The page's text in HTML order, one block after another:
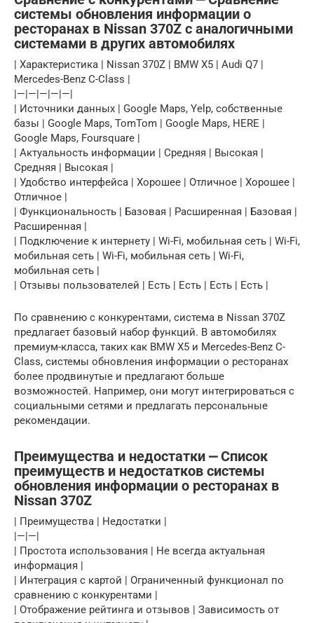
системы обновления информации о
ресторанах в Nissan 370Z с аналогичными
системами в других автомобилях
| Характеристика | Nissan 370Z | BMW X5 | Audi Q7 |
Mercedes-Benz C-Class |
|—|—|—|—|—|
| Источники данных | Google Maps, Yelp, собственные
базы | Google Maps, TomTom | Google Maps, HERE |
Google Maps, Foursquare |
| Актуальность информации | Средняя | Высокая |
Средняя | Высокая |
| Удобство интерфейса | Хорошее | Отличное | Хорошее |
Отличное |
| Функциональность | Базовая | Расширенная | Базовая |
Расширенная |
| Подключение к интернету | Wi-Fi, мобильная сеть | Wi-Fi,
мобильная сеть | Wi-Fi, мобильная сеть | Wi-Fi,
мобильная сеть |
| Отзывы пользователей | Есть | Есть | Есть | Есть |
По сравнению с конкурентами, система в Nissan 370Z
предлагает базовый набор функций. В автомобилях
премиум-класса, таких как BMW X5 и Mercedes-Benz C-
Class, системы обновления информации о ресторанах
более продвинутые и предлагают больше
возможностей. Например, они могут интегрироваться с
социальными сетями и предлагать персональные
рекомендации.
Преимущества и недостатки ⎼ Список
преимуществ и недостатков системы
обновления информации о ресторанах в
Nissan 370Z
| Преимущества | Недостатки |
|—|—|
| Простота использования | Не всегда актуальная
информация |
| Интеграция с картой | Ограниченный функционал по
сравнению с конкурентами |
| Отображение рейтинга и отзывов | Зависимость от